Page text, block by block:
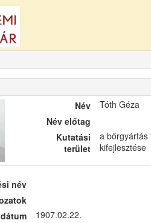
Név
Tóth Géza
Név előtag
Kutatási
terület
a bőrgyártás
kifejlesztése
név
1907.02.22.